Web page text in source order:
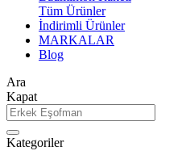
Tüm Ürünler
İndirimli Ürünler
MARKALAR
Blog
Ara
Kapat
Kategoriler